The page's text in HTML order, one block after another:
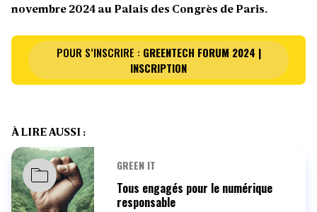
novembre 2024 au Palais des Congrès de Paris.
POUR S’INSCRIRE : GREENTECH FORUM 2024 |
INSCRIPTION
À LIRE AUSSI :
GREEN IT
Tous engagés pour le numérique
responsable